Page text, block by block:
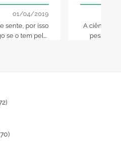
01/04/2019
sente, por isso
se o tem pelo
A ciência
pessoas